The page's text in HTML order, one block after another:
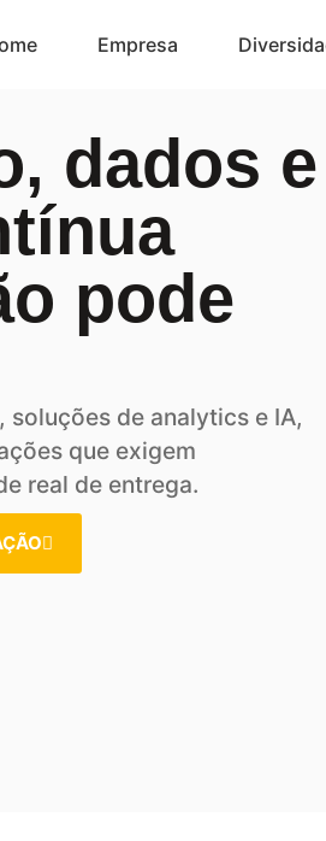
Empresa
dados e
pode
soluções de analytics e IA,
que exigem
real de entrega.